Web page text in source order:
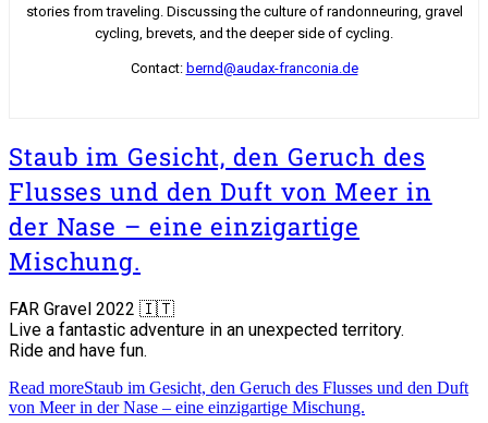
stories from traveling. Discussing the culture of randonneuring, gravel
cycling, brevets, and the deeper side of cycling.
Contact: bernd@audax-franconia.de
Staub im Gesicht, den Geruch des
Flusses und den Duft von Meer in
der Nase – eine einzigartige
Mischung.
FAR Gravel 2022 🇮🇹
Live a fantastic adventure in an unexpected territory.
Ride and have fun.
Read moreStaub im Gesicht, den Geruch des Flusses und den Duft
von Meer in der Nase – eine einzigartige Mischung.